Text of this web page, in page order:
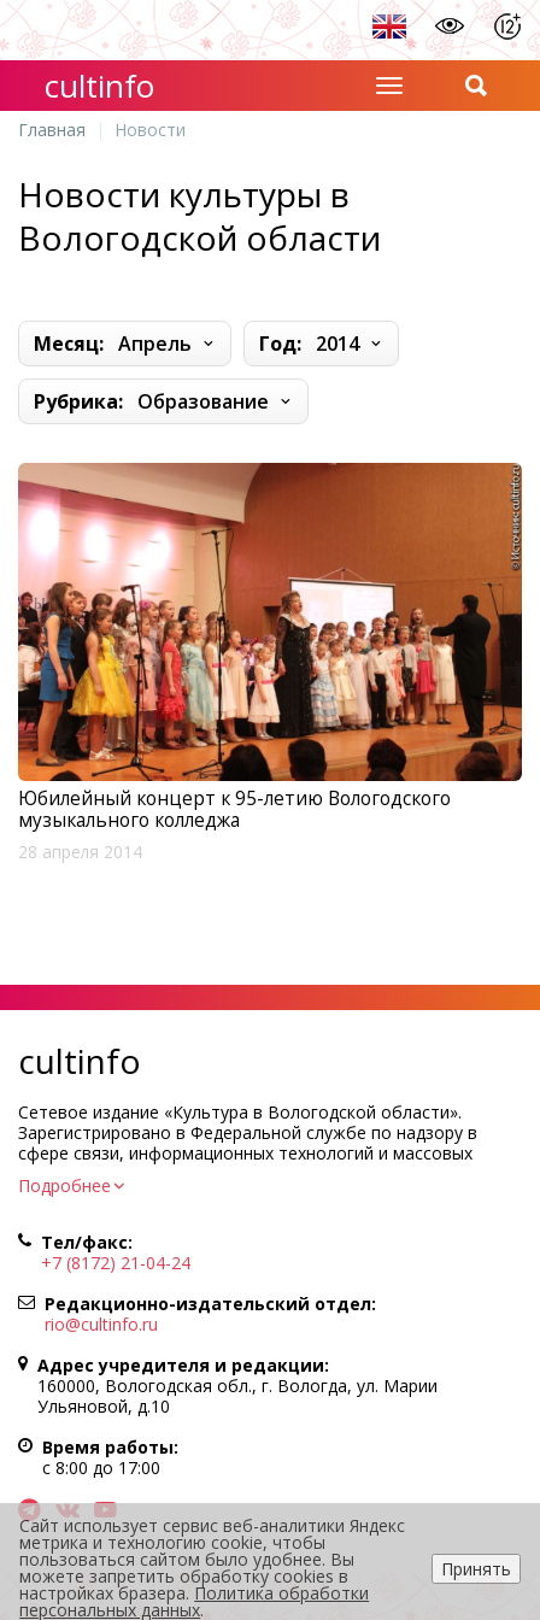
cultinfo
Главная Новости
Новости культуры в
Вологодской области
Месяц: Апрель Год: 2014
Рубрика: Образование
Юбилейный концерт к 95-летию Вологодского
музыкального колледжа
28 апреля 2014
cultinfo
Сетевое издание «Культура в Вологодской области».
Зарегистрировано в Федеральной службе по надзору в
сфере связи, информационных технологий и массовых
коммуникаций.
Регистрационный номер и дата принятия решения о
Учредитель КУ ВО «Информационно-аналитический центр
культуры»
Адрес учредителя и редакции: 160000, Вологодская обл., г.
Вологда, ул. Марии Ульяновой, д.10
Главный редактор — Легчанова Елена Григорьевна
Политика в отношении обработки персональных данных
При полном или частичном использовании информации
портала гиперссылка на cultinfo.ru обязательна.
Редакция не несет ответственности за достоверность
информации, содержащейся в рекламных объявлениях.
12+
Подробнее
Тел/факс:
+7 (8172) 21-04-24
Редакционно-издательский отдел:
rio@cultinfo.ru
Адрес учредителя и редакции:
160000, Вологодская обл., г. Вологда, ул. Марии
Ульяновой, д.10
Время работы:
с 8:00 до 17:00
Сайт использует сервис веб-аналитики Яндекс
метрика и технологию cookie, чтобы
пользоваться сайтом было удобнее. Вы
можете запретить обработку cookies в
настройках бразера. Политика обработки
персональных данных.
Принять